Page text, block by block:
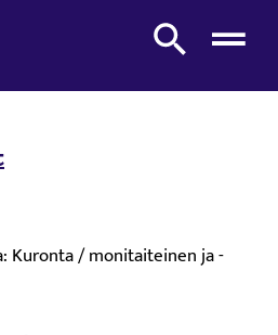
Etsi sivustolta
Kuronta / monitaiteinen ja -